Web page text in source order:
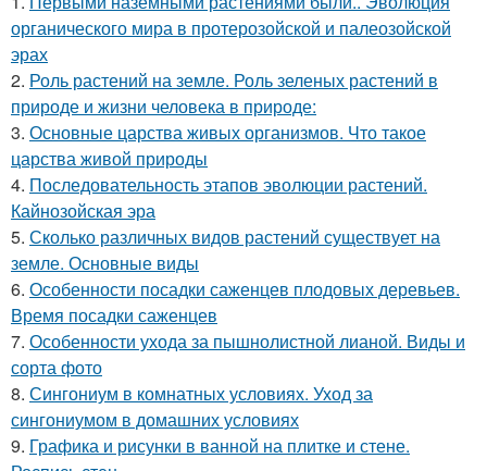
органического мира в протерозойской и палеозойской
эрах
2. Роль растений на земле. Роль зеленых растений в
природе и жизни человека в природе:
3. Основные царства живых организмов. Что такое
царства живой природы
4. Последовательность этапов эволюции растений.
Кайнозойская эра
5. Сколько различных видов растений существует на
земле. Основные виды
6. Особенности посадки саженцев плодовых деревьев.
Время посадки саженцев
7. Особенности ухода за пышнолистной лианой. Виды и
сорта фото
8. Сингониум в комнатных условиях. Уход за
сингониумом в домашних условиях
9. Графика и рисунки в ванной на плитке и стене.